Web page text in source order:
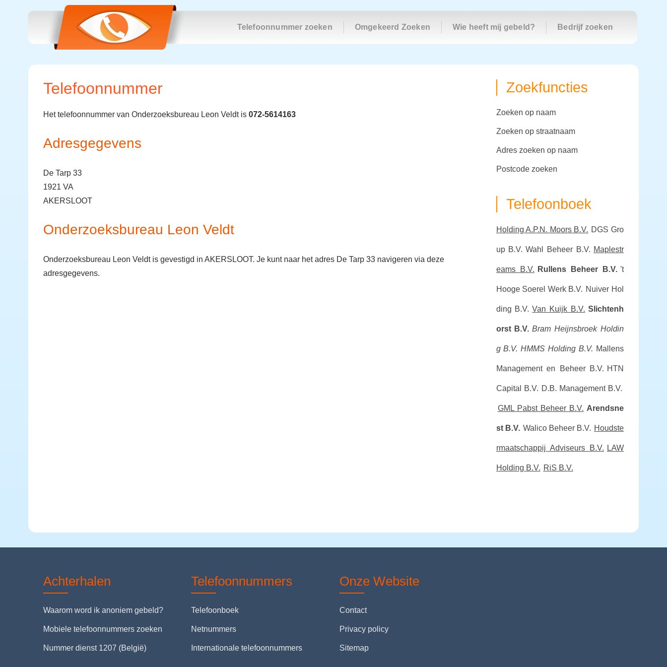
Telefoonnummer zoeken Omgekeerd Zoeken Wie heeft mij gebeld? Bedrijf zoeken
Telefoonnummer
Het telefoonnummer van Onderzoeksbureau Leon Veldt is 072-5614163
Adresgegevens
De Tarp 33
1921 VA
AKERSLOOT
Onderzoeksbureau Leon Veldt
Onderzoeksbureau Leon Veldt is gevestigd in AKERSLOOT. Je kunt naar het adres De Tarp 33 navigeren via deze
adresgegevens.
Zoekfuncties
zoeken op naam
zoeken op straatnaam
adres zoeken op naam
postcode zoeken
Telefoonboek
Holding A.P.N. Moors B.V. DGS Gro
up B.V. Wahl Beheer B.V. Maplestr
eams B.V. Rullens Beheer B.V. 't
Hooge Soerel Werk B.V. Nuiver Hol
ding B.V. Van Kuijk B.V. Slichtenh
orst B.V. Bram Heijnsbroek Holdin
g B.V. HMMS Holding B.V. Mallens
Management en Beheer B.V. HTN
Capital B.V. D.B. Management B.V.
GML Pabst Beheer B.V. Arendsne
st B.V. Walico Beheer B.V. Houdste
rmaatschappij Adviseurs B.V. LAW
Holding B.V. RiS B.V.
Achterhalen
Waarom word ik anoniem gebeld?
Mobiele telefoonnummers zoeken
Nummer dienst 1207 (België)
Telefoonnummers
Telefoonboek
Netnummers
Internationale telefoonnummers
Onze Website
Contact
Privacy policy
Sitemap